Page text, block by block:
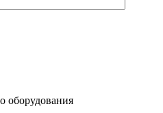
оборудования